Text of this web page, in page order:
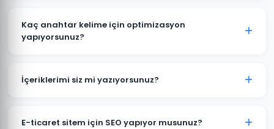
vermek etik değildir çünkü sıralamalar Google'ın
algoritmalarına bağlıdır. Ancak Gölhisar projelerimizde
Kaç anahtar kelime için optimizasyon
yapıyorsunuz?
kelime araştırması yapıyoruz. Paket büyüklüğüne göre
İçeriklerimi siz mi yazıyorsunuz?
optimize edilmiş, özgün Türkçe içerikler üretiyoruz.
E-ticaret sitem için SEO yapıyor musunuz?